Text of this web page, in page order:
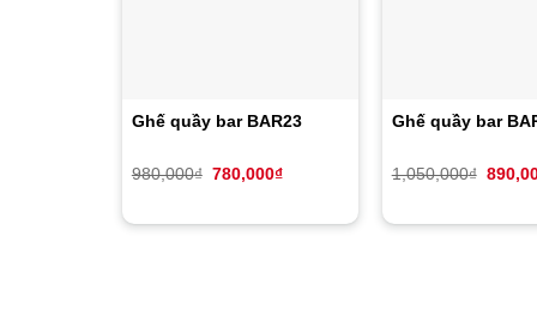
Ghế quầy bar BAR23
980,000₫ Giá
980,000₫.
780,000₫Giá
là:
Ghế quầy bar
1,050,000₫ Giá